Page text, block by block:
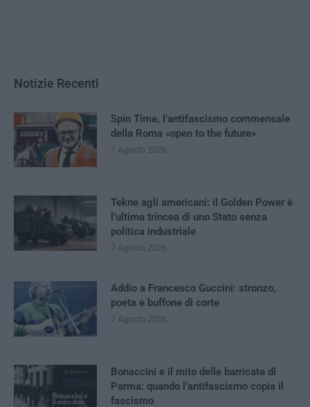
Notizie Recenti
Spin Time, l’antifascismo commensale
della Roma «open to the future»
7 Agosto 2026
Tekne agli americani: il Golden Power è
l’ultima trincea di uno Stato senza
politica industriale
7 Agosto 2026
Addio a Francesco Guccini: stronzo,
poeta e buffone di corte
7 Agosto 2026
Bonaccini e il mito delle barricate di
Parma: quando l’antifascismo copia il
fascismo